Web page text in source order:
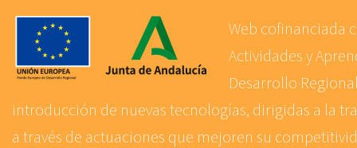
Web cofinanciada
Actividades y
Desarrollo
introducción de nuevas tecnologías, dirigidas a la
a través de actuaciones que mejoren su